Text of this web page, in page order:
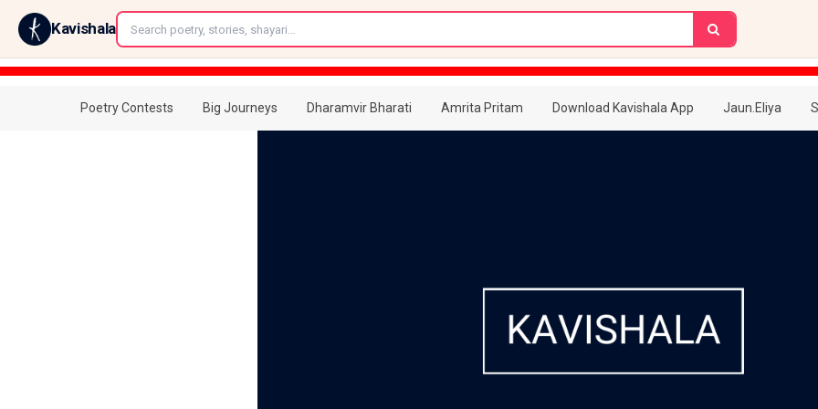
Kavishala
Poetry Contests Big Journeys Dharamvir Bharati Amrita Pritam Download Kavishala App Jaun.Eliya